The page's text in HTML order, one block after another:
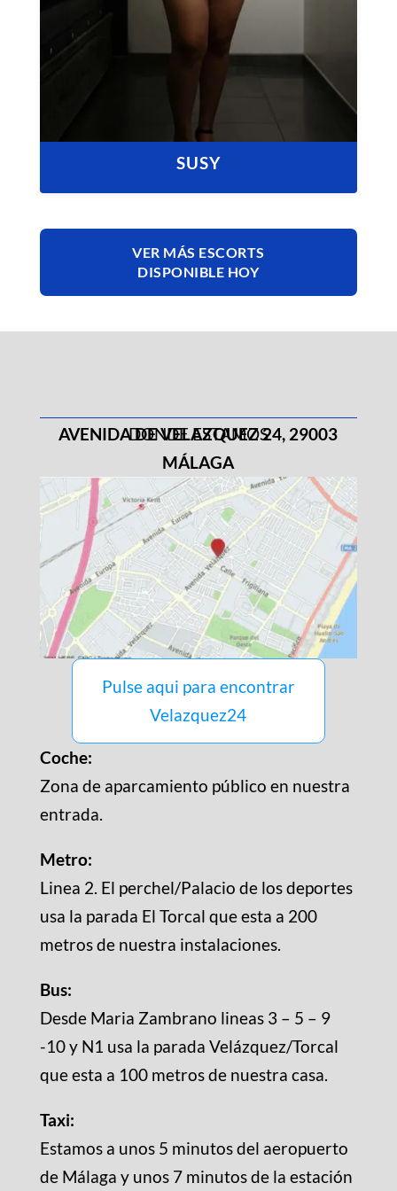
SUSY
VER MÁS ESCORTS
DISPONIBLE HOY
DONDE ESTAMOS
AVENIDA DE VELAZQUEZ 24, 29003
MÁLAGA
Pulse aqui para encontrar
Velazquez24
Coche:
Zona de aparcamiento público en nuestra
entrada.
Metro:
Linea 2. El perchel/Palacio de los deportes
usa la parada El Torcal que esta a 200
metros de nuestra instalaciones.
Bus:
Desde Maria Zambrano lineas 3 – 5 – 9
-10 y N1 usa la parada Velázquez/Torcal
que esta a 100 metros de nuestra casa.
Taxi:
Estamos a unos 5 minutos del aeropuerto
de Málaga y unos 7 minutos de la estación